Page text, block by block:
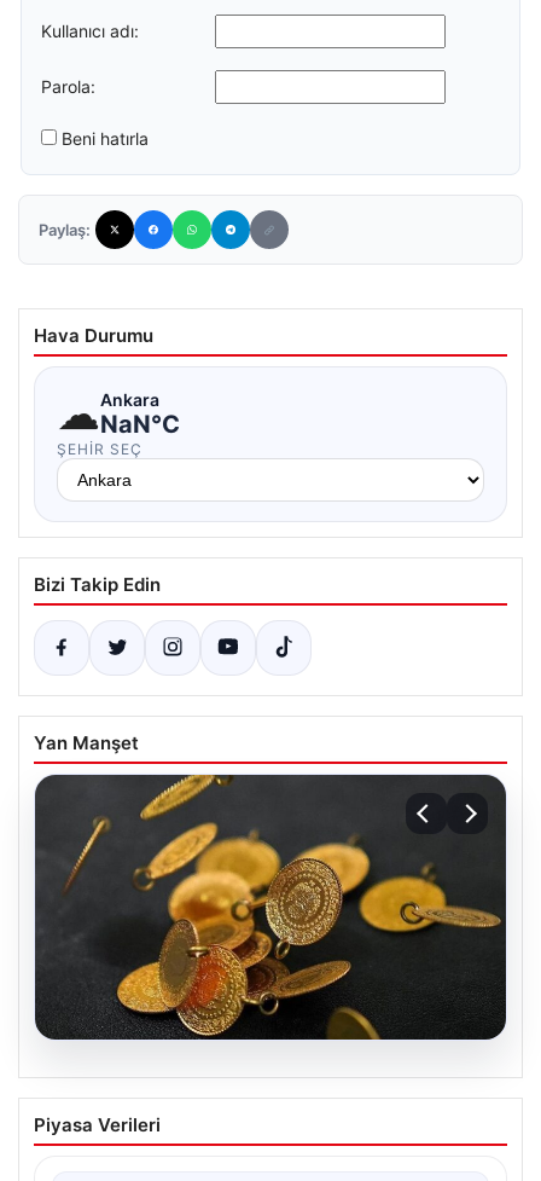
Kullanıcı adı:
Parola:
Beni hatırla
Paylaş:
Hava Durumu
☁Ankara
NaN°C
ŞEHIR SEÇ
Bizi Takip Edin
Yan Manşet
05.08.2026
13 Nisan 2026 Altın Fiyatları: Gram,
Çeyrek ve Cumhuriyet Altını Güncel
Piyasa Verileri